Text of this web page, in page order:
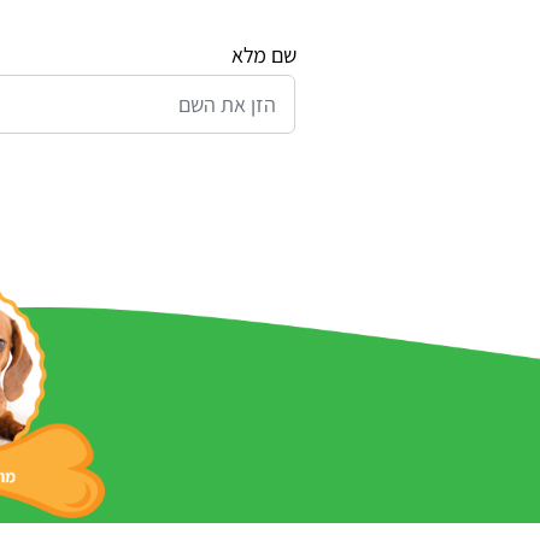
שם מלא